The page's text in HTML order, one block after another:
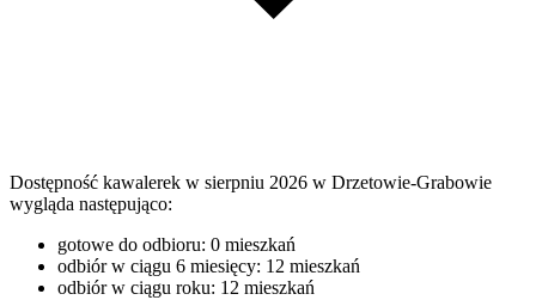
Dostępność kawalerek w sierpniu 2026 w Drzetowie-Grabowie
wygląda następująco:
gotowe do odbioru: 0 mieszkań
odbiór w ciągu 6 miesięcy: 12 mieszkań
odbiór w ciągu roku: 12 mieszkań